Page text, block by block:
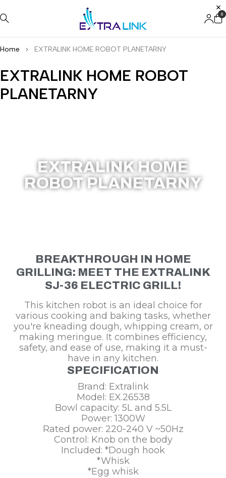
0
Home EXTRALINK HOME ROBOT PLANETARNY
EXTRALINK HOME ROBOT
PLANETARNY
EXTRALINK HOME
ROBOT PLANETARNY
BREAKTHROUGH IN HOME
GRILLING: MEET THE EXTRALINK
SJ-36 ELECTRIC GRILL!
This kitchen robot is an ideal choice for
various cooking and baking tasks, whether
you're kneading dough, whipping cream, or
making meringue. It combines efficiency,
safety, and ease of use, making it a must-
have in any kitchen.
SPECIFICATION
Brand: Extralink
Model: EX.26538
Bowl capacity: 5L and 5.5L
Power: 1300W
Rated power: 220-240 V ~50Hz
Control: Knob on the body
Included: *Dough hook
*Whisk
*Egg whisk